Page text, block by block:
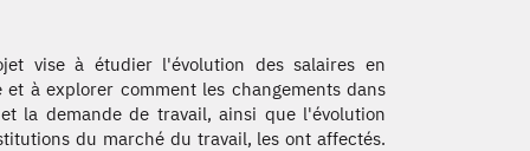
vise à étudier l'évolution des salaires en
et à explorer comment les changements dans
la demande de travail, ainsi que l'évolution
du marché du travail, les ont affectés.